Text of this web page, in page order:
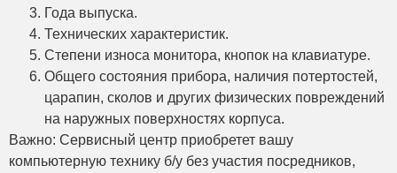
Года выпуска.
Технических характеристик.
Степени износа монитора, кнопок на клавиатуре.
Общего состояния прибора, наличия потертостей,
царапин, сколов и других физических повреждений
на наружных поверхностях корпуса.
Важно: Сервисный центр приобретет вашу
компьютерную технику б/у без участия посредников,